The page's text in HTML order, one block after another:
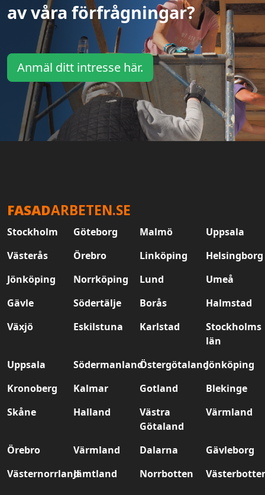
av våra förfrågningar?
Anmäl ditt intresse här.
FASADARBETEN.SE
Stockholm Göteborg Malmö
Uppsala
Västerås
Örebro Linköping
Helsingborg
Jönköping
Norrköping Lund
Umeå
Gävle
Södertälje Borås
Halmstad
Växjö
Eskilstuna Karlstad
Stockholms
län
Uppsala
SödermanlandÖstergötalandJönköping
Kronoberg
Kalmar Gotland
Blekinge
Skåne
Halland
Västra
Götaland
Värmland
Örebro Värmland Dalarna
Gävleborg
VästernorrlandJämtland Norrbotten